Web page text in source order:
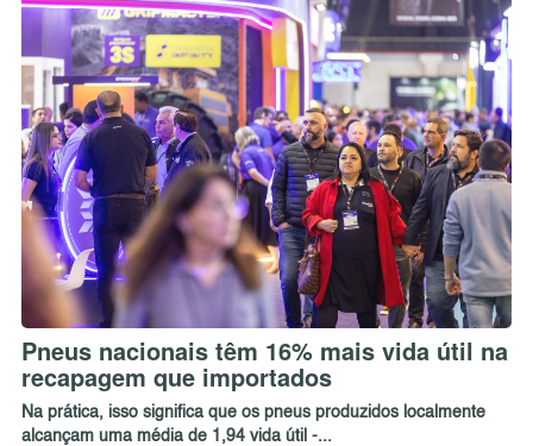
Pneus nacionais têm 16% mais vida útil na
recapagem que importados
Na prática, isso significa que os pneus produzidos localmente
alcançam uma média de 1,94 vida útil -...